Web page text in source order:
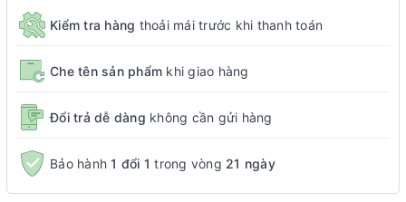
Kiểm tra hàng thoải mái trước khi thanh toán
Che tên sản phẩm khi giao hàng
Đổi trả dễ dàng không cần gửi hàng
Bảo hành1 đổi 1 trong vòng 21 ngày